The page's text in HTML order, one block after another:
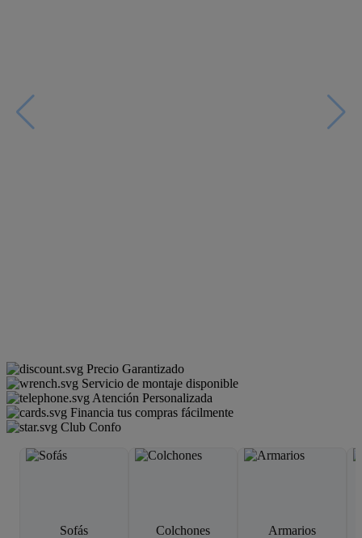
Precio Garantizado
Servicio de montaje disponible
Atención Personalizada
Financia tus compras fácilmente
Club Confo
Sofás Colchones Armarios